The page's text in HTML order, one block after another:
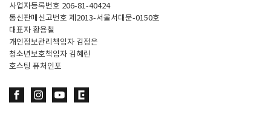
사업자등록번호 206-81-40424
통신판매신고번호 제2013-서울서대문-0150호
대표자 황용철
개인정보관리책임자 김정은
청소년보호책임자 김혜린
호스팅 퓨처인포